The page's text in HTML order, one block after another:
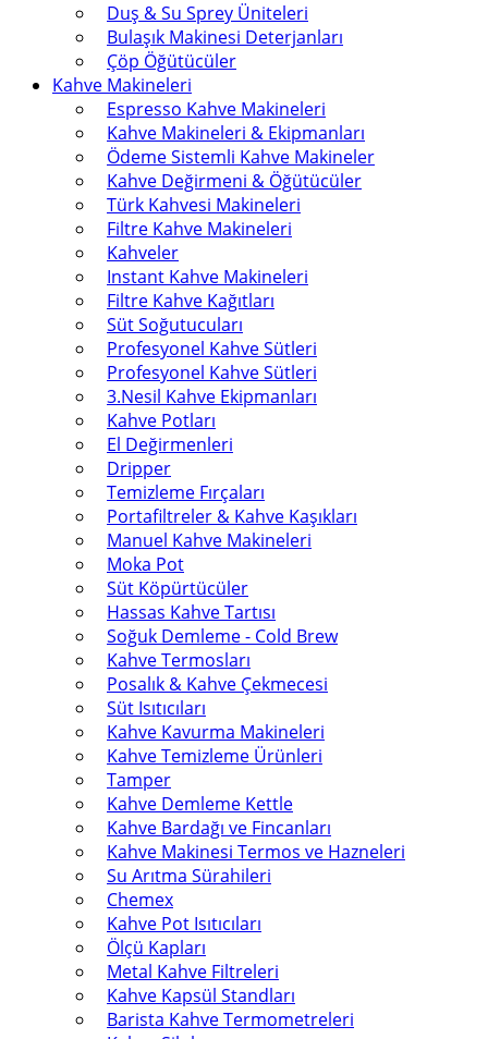
Duş & Su Sprey Üniteleri
Bulaşık Makinesi Deterjanları
Çöp Öğütücüler
Kahve Makineleri
Espresso Kahve Makineleri
Kahve Makineleri & Ekipmanları
Ödeme Sistemli Kahve Makineler
Kahve Değirmeni & Öğütücüler
Türk Kahvesi Makineleri
Filtre Kahve Makineleri
Kahveler
Instant Kahve Makineleri
Filtre Kahve Kağıtları
Süt Soğutucuları
Profesyonel Kahve Sütleri
Profesyonel Kahve Sütleri
3.Nesil Kahve Ekipmanları
Kahve Potları
El Değirmenleri
Dripper
Temizleme Fırçaları
Portafiltreler & Kahve Kaşıkları
Manuel Kahve Makineleri
Moka Pot
Süt Köpürtücüler
Hassas Kahve Tartısı
Soğuk Demleme - Cold Brew
Kahve Termosları
Posalık & Kahve Çekmecesi
Süt Isıtıcıları
Kahve Kavurma Makineleri
Kahve Temizleme Ürünleri
Tamper
Kahve Demleme Kettle
Kahve Bardağı ve Fincanları
Kahve Makinesi Termos ve Hazneleri
Su Arıtma Sürahileri
Chemex
Kahve Pot Isıtıcıları
Ölçü Kapları
Metal Kahve Filtreleri
Kahve Kapsül Standları
Barista Kahve Termometreleri